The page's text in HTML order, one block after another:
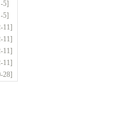
5]
5]
11]
11]
11]
11]
28]